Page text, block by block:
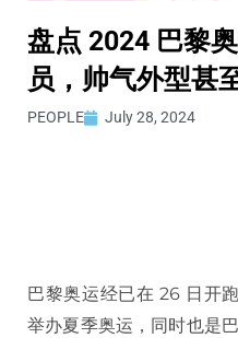
盘点 2024 巴黎
员，帅气外型甚
PEOPLE July 28, 2024
巴黎奥运经已在 26 日开
举办夏季奥运，同时也是